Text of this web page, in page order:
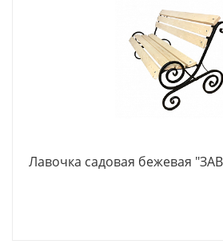
Лавочка садовая бежевая